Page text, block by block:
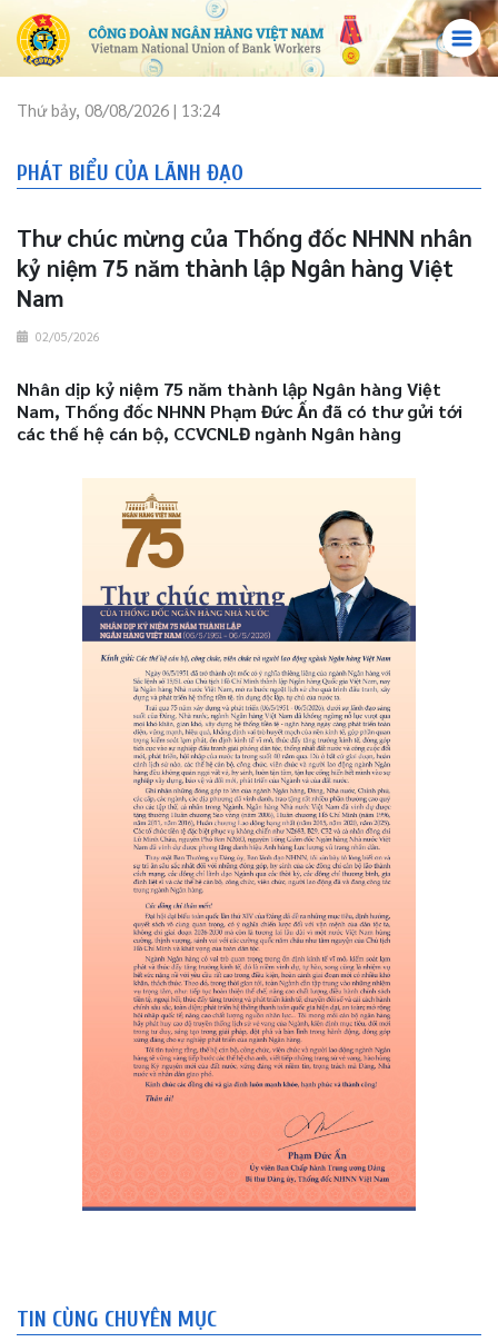
Thứ bảy, 08/08/2026 | 13:24
PHÁT BIỂU CỦA LÃNH ĐẠO
Thư chúc mừng của Thống đốc NHNN nhân
kỷ niệm 75 năm thành lập Ngân hàng Việt
Nam
02/05/2026
Nhân dịp kỷ niệm 75 năm thành lập Ngân hàng Việt
Nam, Thống đốc NHNN Phạm Đức Ấn đã có thư gửi tới
các thế hệ cán bộ, CCVCNLĐ ngành Ngân hàng
TIN CÙNG CHUYÊN MỤC